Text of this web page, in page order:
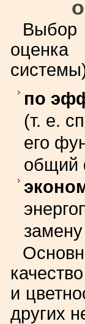
Выбор
по
(т. е.
его
общий
и
других